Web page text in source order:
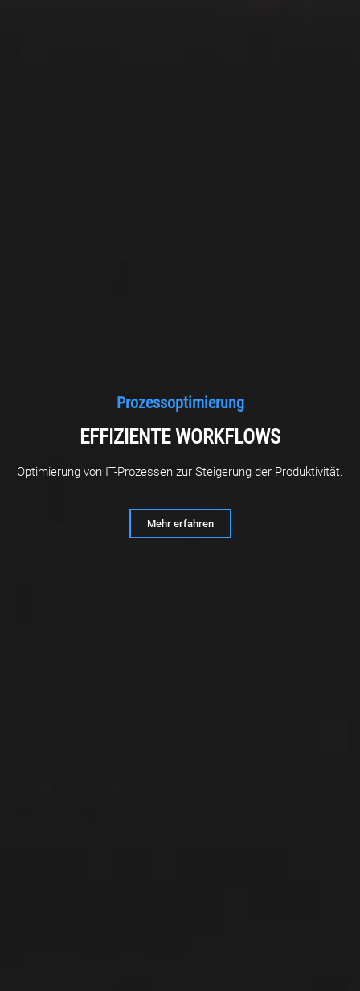
Prozessoptimierung
EFFIZIENTE WORKFLOWS
Optimierung von IT-Prozessen zur Steigerung der Produktivität.
Mehr erfahren